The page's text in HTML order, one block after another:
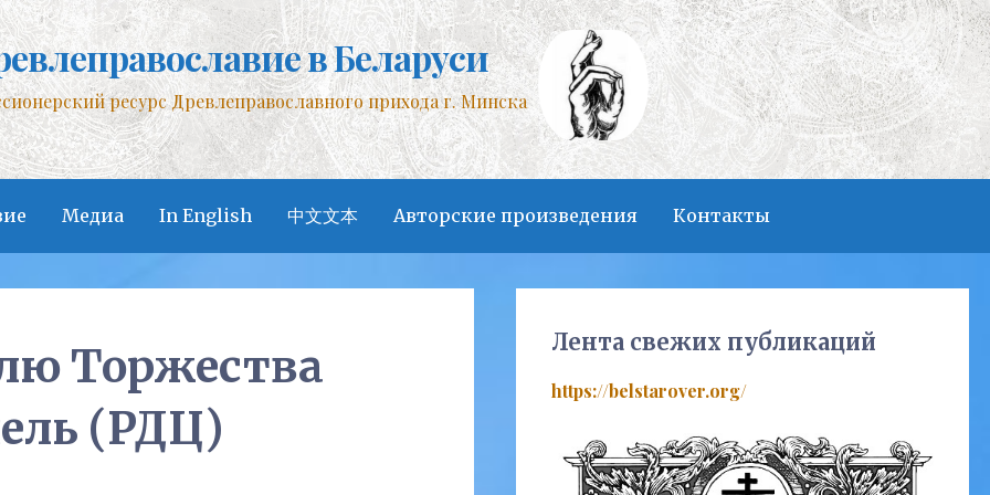
в Беларуси
ресурс Древлеправославного прихода г. Минска
Медиа In English 中文文本 Авторские произведения Контакты
Торжества
(РДЦ)
Лента свежих публикаций
https://belstarover.org/